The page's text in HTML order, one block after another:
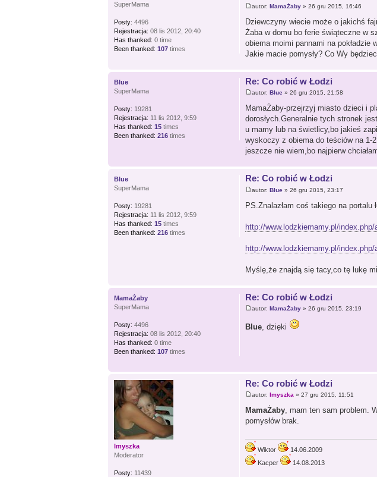
autor: MamaŻaby» 26 gru 2015, 16:46
Dziewczyny wiecie może o jakichś
Żaba w domu bo ferie świąteczne w
obiema moimi pannami na pokładzie
Jakie macie pomysły? Co Wy
SuperMama
Posty: 4496
Rejestracja: 08 lis 2012, 20:40
Has thanked: 0 time
Been thanked: 107 times
Re: Co robić w Łodzi
autor: Blue» 26 gru 2015, 21:58
MamaŻaby-przejrzyj miasto dzieci i
dorosłych.Generalnie tych stronek
u mamy lub na świetlicy,bo jakieś
wyskoczy z obiema do teściów na 1-
jeszcze nie wiem,bo najpierw
Blue
SuperMama
Posty: 19281
Rejestracja: 11 lis 2012, 9:59
Has thanked: 15 times
Been thanked: 216 times
Re: Co robić w Łodzi
autor: Blue» 26 gru 2015, 23:17
PS.Znalazłam coś takiego na portalu
http://www.lodzkiemamy.pl/
http://www.lodzkiemamy.pl/
Myślę,że znajdą się tacy,co tę lukę
Blue
SuperMama
Posty: 19281
Rejestracja: 11 lis 2012, 9:59
Has thanked: 15 times
Been thanked: 216 times
Re: Co robić w Łodzi
autor: MamaŻaby» 26 gru 2015, 23:19
Blue, dzięki
MamaŻaby
SuperMama
Posty: 4496
Rejestracja: 08 lis 2012, 20:40
Has thanked: 0 time
Been thanked: 107 times
Re: Co robić w Łodzi
autor: lmyszka » 27 gru 2015, 11:51
MamaŻaby, mam ten sam problem.
pomysłów brak.
Wiktor
14.06.2009
Kacper
14.08.2013
lmyszka
Moderator
Posty: 11439